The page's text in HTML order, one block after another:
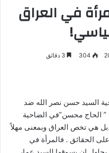
في العراق
304
السيد حسن نصر الله ضد
” الحاج محسن”في الضاحية
هي تخص العراق وبمعنى مهلاً
على الحقائق . فالمرأة في